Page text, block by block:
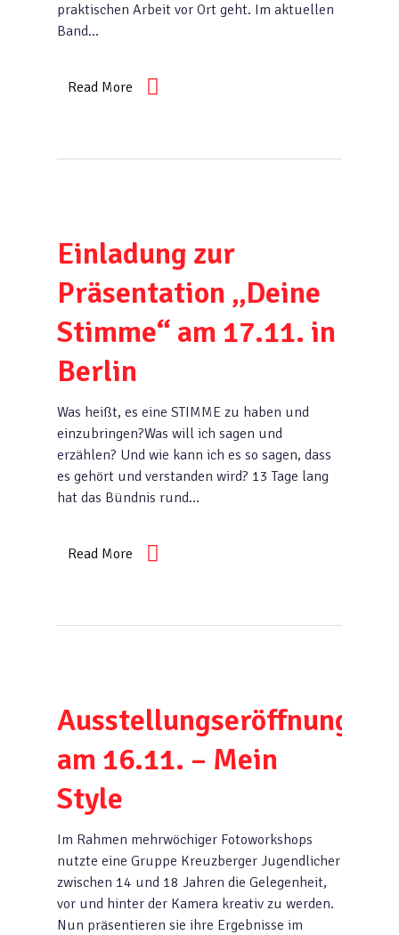
praktischen Arbeit vor Ort geht. Im aktuellen
Band…
Read More
Einladung zur
Präsentation „Deine
Stimme“ am 17.11. in
Berlin
Was heißt, es eine STIMME zu haben und
einzubringen?Was will ich sagen und
erzählen? Und wie kann ich es so sagen, dass
es gehört und verstanden wird? 13 Tage lang
hat das Bündnis rund…
Read More
Ausstellungseröffnung
am 16.11. – Mein
Style
Im Rahmen mehrwöchiger Fotoworkshops
nutzte eine Gruppe Kreuzberger Jugendlicher
zwischen 14 und 18 Jahren die Gelegenheit,
vor und hinter der Kamera kreativ zu werden.
Nun präsentieren sie ihre Ergebnisse im